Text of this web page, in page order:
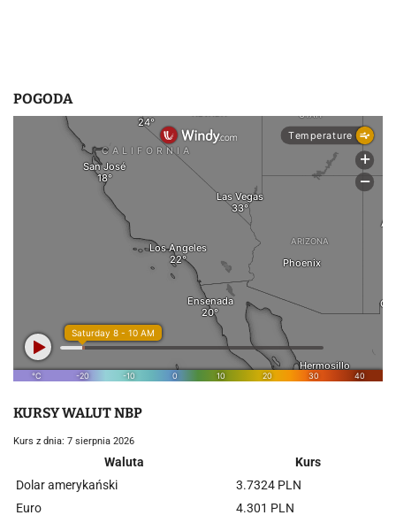
POGODA
KURSY WALUT NBP
Kurs z dnia: 7 sierpnia 2026
Waluta
Kurs
Dolar amerykański
3.7324 PLN
Euro
4.301 PLN